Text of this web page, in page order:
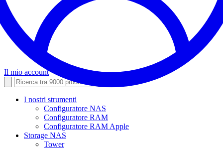
Il mio account
I nostri strumenti
Configuratore NAS
Configuratore RAM
Configuratore RAM Apple
Storage NAS
Tower